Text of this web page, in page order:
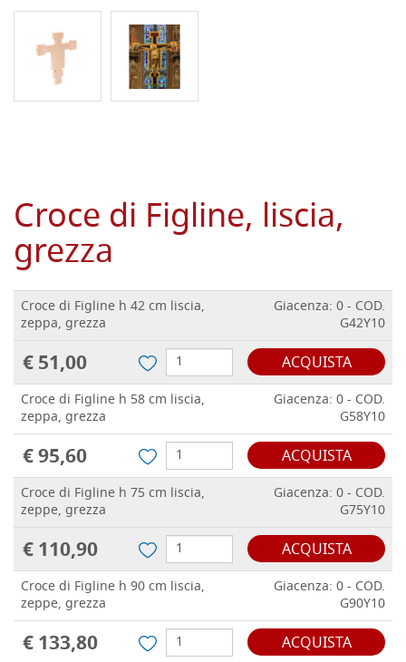
Croce di Figline, liscia,
grezza
Croce di Figline h 42 cm liscia,
zeppa, grezza
Giacenza: 0 - COD.
G42Y10
€ 51,00 ACQUISTA
Croce di Figline h 58 cm liscia,
zeppa, grezza
Giacenza: 0 - COD.
G58Y10
€ 95,60 ACQUISTA
Croce di Figline h 75 cm liscia,
zeppe, grezza
Giacenza: 0 - COD.
G75Y10
€ 110,90 ACQUISTA
Croce di Figline h 90 cm liscia,
zeppe, grezza
Giacenza: 0 - COD.
G90Y10
€ 133,80 ACQUISTA